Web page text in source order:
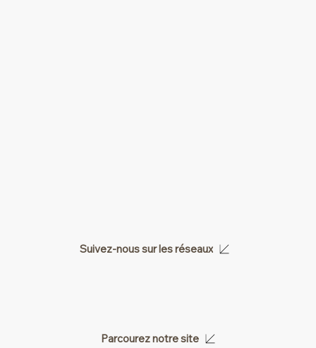
Suivez-nous sur les réseaux
Parcourez notre site